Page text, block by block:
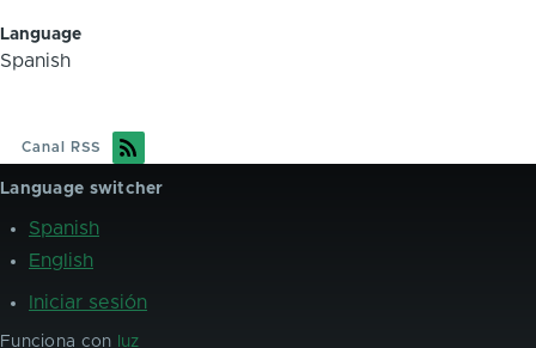
Language
Spanish
Canal RSS
Language switcher
Spanish
English
UserIniciar sesión
Funciona con luz